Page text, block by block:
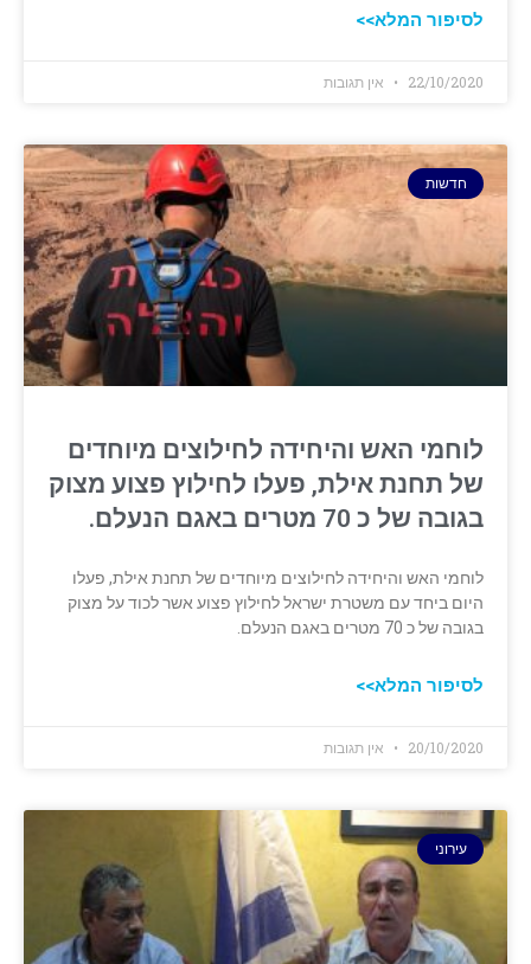
לסיפור המלא>>
22/10/2020 אין תגובות
חדשות
לוחמי האש והיחידה לחילוצים מיוחדים
של תחנת אילת, פעלו ‏לחילוץ פצוע מצוק
בגובה של כ 70 מטרים באגם הנעלם. ‏
לוחמי האש והיחידה לחילוצים מיוחדים של תחנת אילת, פעלו
היום ביחד עם משטרת ישראל ‏לחילוץ פצוע אשר לכוד על מצוק
בגובה של כ 70 מטרים באגם הנעלם. ‏
לסיפור המלא>>
20/10/2020 אין תגובות
עירוני